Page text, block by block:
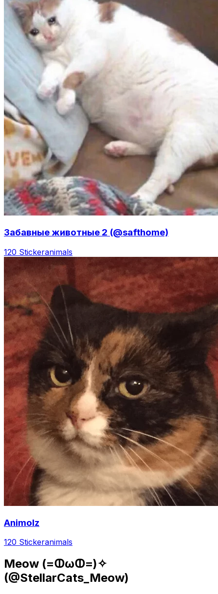
Забавные животные 2 (@safthome)
120 Stickeranimals
Animolz
120 Stickeranimals
Meow (=ↀωↀ=)✧
(@StellarCats_Meow)